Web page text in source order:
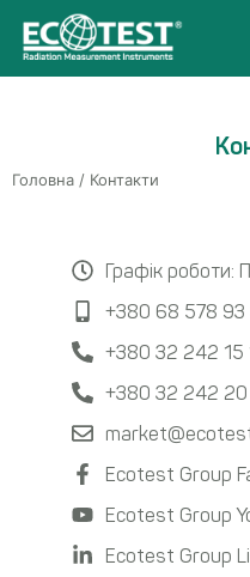
Головна / Контакти
Графік роботи:
+380 68 578 93
+380 32 242 15
+380 32 242 20
Ecotest Group
Ecotest Group
Ecotest Group